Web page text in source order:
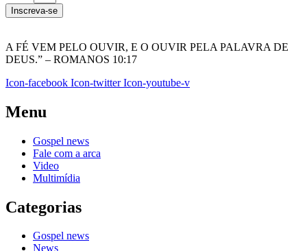
Inscreva-se
A FÉ VEM PELO OUVIR, E O OUVIR PELA PALAVRA DE
DEUS.” – ROMANOS 10:17
Icon-facebook Icon-twitter Icon-youtube-v
Menu
Gospel news
Fale com a arca
Video
Multimídia
Categorias
Gospel news
News